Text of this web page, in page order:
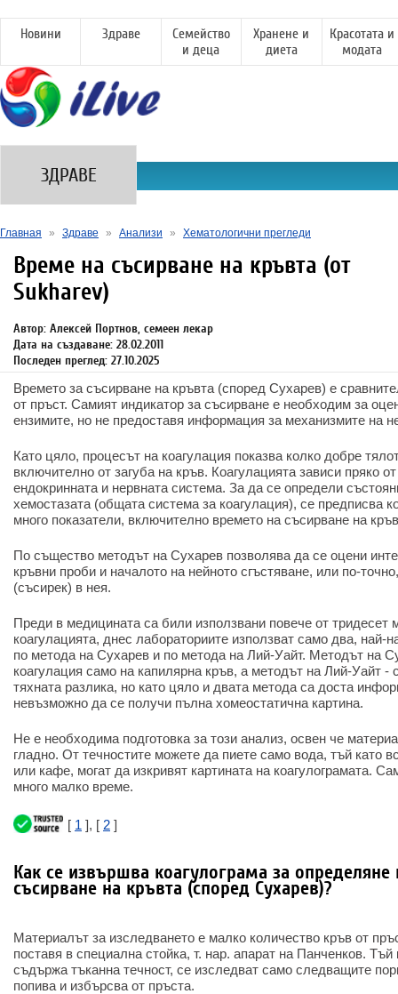
Новини Здраве
Семейство
и деца
Хранене и
диета
Красотата и
модата
ЗДРАВЕ
Главная » Здраве » Анализи » Хематологични прегледи
Време на съсирване на кръвта (от
Sukharev)
Автор: Алексей Портнов, семеен лекар
Дата на създаване: 28.02.2011
Последен преглед: 27.10.2025
Времето за съсирване на кръвта (според Сухарев) е
от пръст. Самият индикатор за съсирване е необходим за
ензимите, но не предоставя информация за механизмите на
Като цяло, процесът на коагулация показва колко добре
включително от загуба на кръв. Коагулацията зависи пряко
ендокринната и нервната система. За да се определи
хемостазата (общата система за коагулация), се предписва
много показатели, включително времето на съсирване на
По същество методът на Сухарев позволява да се оцени
кръвни проби и началото на нейното сгъстяване, или по-
(съсирек) в нея.
Преди в медицината са били използвани повече от тридесет
коагулацията, днес лабораториите използват само два,
по метода на Сухарев и по метода на Лий-Уайт. Методът на
коагулация само на капилярна кръв, а методът на Лий-Уайт -
тяхната разлика, но като цяло и двата метода са доста
невъзможно да се получи пълна хомеостатична картина.
Не е необходима подготовка за този анализ, освен че
гладно. От течностите можете да пиете само вода, тъй като
или кафе, могат да изкривят картината на коагулограмата.
много малко време.
[ 1 ], [ 2 ]
Как се извършва коагулограма за
съсирване на кръвта (според Сухарев)?
Материалът за изследването е малко количество кръв от
поставя в специална стойка, т. нар. апарат на Панченков.
съдържа тъканна течност, се изследват само следващите
попива и избърсва от пръста.